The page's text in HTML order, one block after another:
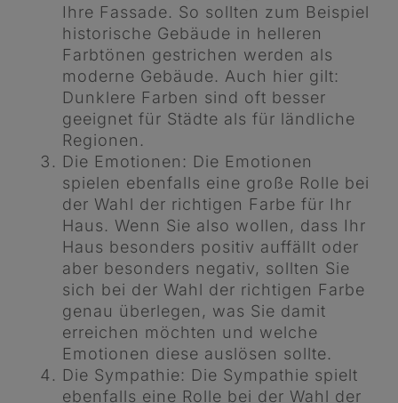
Ihre Fassade. So sollten zum Beispiel
historische Gebäude in helleren
Farbtönen gestrichen werden als
moderne Gebäude. Auch hier gilt:
Dunklere Farben sind oft besser
geeignet für Städte als für ländliche
Regionen.
Die Emotionen: Die Emotionen
spielen ebenfalls eine große Rolle bei
der Wahl der richtigen Farbe für Ihr
Haus. Wenn Sie also wollen, dass Ihr
Haus besonders positiv auffällt oder
aber besonders negativ, sollten Sie
sich bei der Wahl der richtigen Farbe
genau überlegen, was Sie damit
erreichen möchten und welche
Emotionen diese auslösen sollte.
Die Sympathie: Die Sympathie spielt
ebenfalls eine Rolle bei der Wahl der